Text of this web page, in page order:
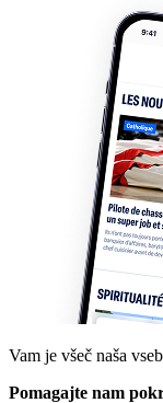
Vam je všeč naša
Pomagajte nam